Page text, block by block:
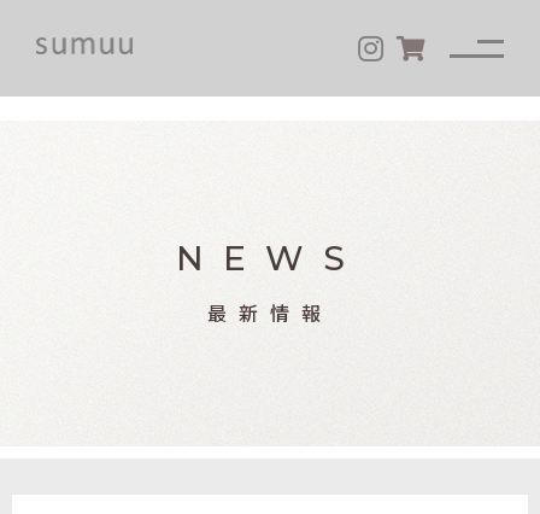
NEWS
最新情報